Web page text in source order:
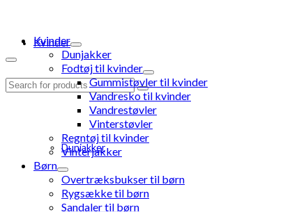
Kvinder
Dunjakker
Search
Kvinder
Dunjakker
Fodtøj til kvinder
Gummistøvler til kvinder
Vandresko til kvinder
Vandrestøvler
Vinterstøvler
Regntøj til kvinder
Vinterjakker
Børn
Overtræksbukser til børn
Rygsække til børn
Sandaler til børn